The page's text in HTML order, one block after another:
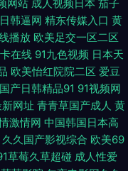
址 超碰在线97人人 欧洲AV
品产品精品 AV福利午夜导
品一二 国产精品原创 欧美
久九九9热免费视频 中日韩
网站 成人视频日本 茄子
日韩逼网 精东传媒入口 黄
播放 欧美足交一区二区
在线 91九色视频 日本天
欧美怡红院院二区 爱豆
国产日韩精品91 91视频网
网址 青青草国产成人 黄
激情网 中国韩国日本高
久久国产影视综合 欧美69
草莓久草超碰 成人性爱